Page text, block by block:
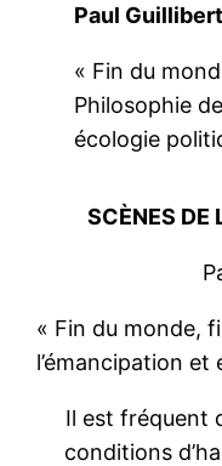
Paul Guillibert
« Fin du
Philosophie
écologie
SCÈNES DE
« Fin du monde,
l’émancipation
Il est fréquent
conditions